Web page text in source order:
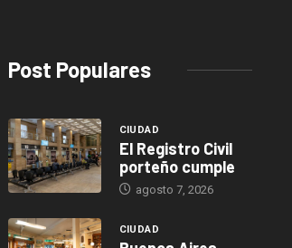
Post Populares
CIUDAD
El Registro Civil
porteño cumple
agosto 7, 2026
CIUDAD